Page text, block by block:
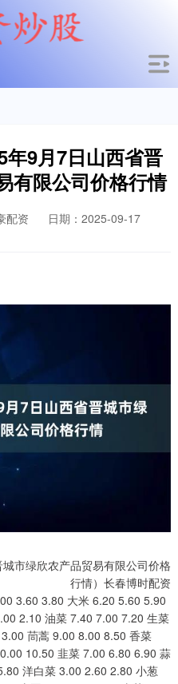
9月7日山西省晋
有限公司价格行情
配资
日期：2025-09-17
市绿欣农产品贸易有限公司价格
行情）长春博时配资
3.60 3.80 大米 6.20 5.60 5.90
2.10 油菜 7.40 7.00 7.20 生菜
茼蒿 9.00 8.00 8.50 香菜
10.50 韭菜 7.00 6.80 6.90 蒜
洋白菜 3.00 2.60 2.80 小葱